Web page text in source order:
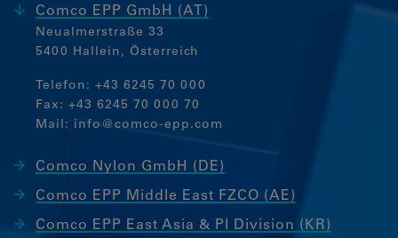
Comco EPP GmbH (AT)
Neualmerstraße 33
5400 Hallein, Österreich
Telefon: +43 6245 70 000
Fax: +43 6245 70 000 70
Mail: info@comco-epp.com
Comco Nylon GmbH (DE)
Comco EPP Middle East FZCO (AE)
Comco EPP East Asia & PI Division (KR)